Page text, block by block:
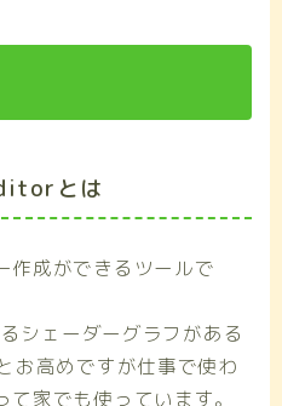
とは
作成ができるツールで
シェーダーグラフがある
お高めですが仕事で使わ
家でも使っています。